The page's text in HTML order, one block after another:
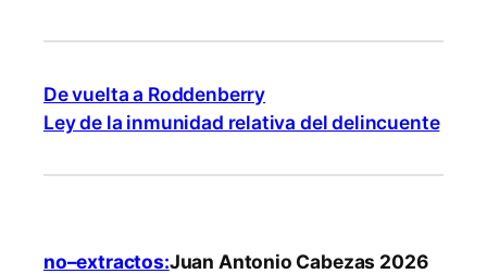
De vuelta a Roddenberry
Ley de la inmunidad relativa del delincuente
no–extractos:Juan Antonio Cabezas 2026